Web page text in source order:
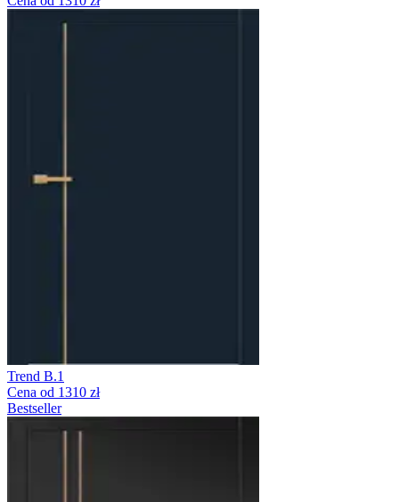
Trend B.1
Cena od 1310 zł
Bestseller